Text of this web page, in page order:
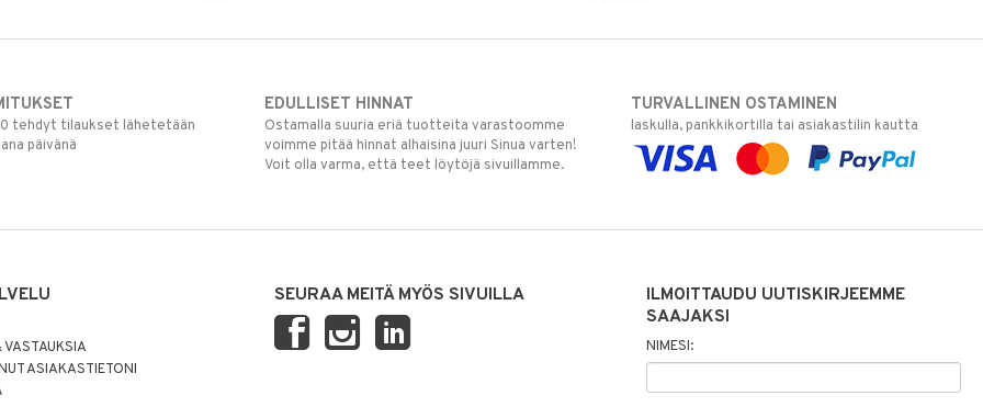
tehdyt tilaukset lähetetään
päivänä
EDULLISET HINNAT
Ostamalla suuria eriä tuotteita varastoomme
voimme pitää hinnat alhaisina juuri Sinua varten!
Voit olla varma, että teet löytöjä sivuillamme.
TURVALLINEN OSTAMINEN
laskulla, pankkikortilla tai asiakastilin kautta
ASIAKASTIETONI
SEURAA MEITÄ MYÖS SIVUILLA
ILMOITTAUDU UUTISKIRJEEMME
SAAJAKSI
NIMESI: